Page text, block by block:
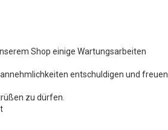
Shop einige Wartungsarbeiten
entschuldigen und freuen
zu dürfen.